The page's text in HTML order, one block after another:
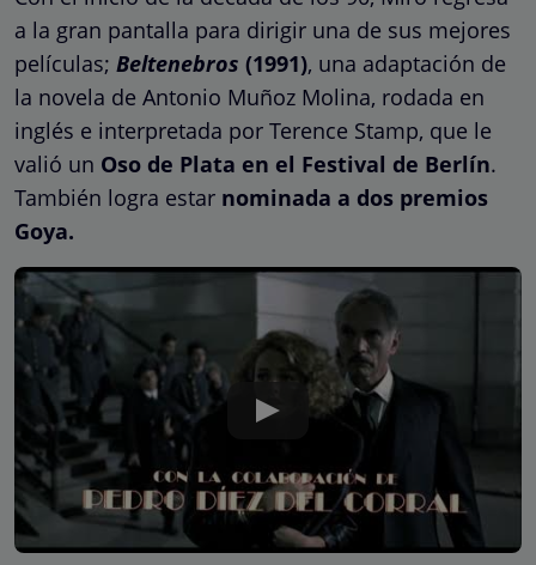
a la gran pantalla para dirigir una de sus mejores
películas; Beltenebros (1991), una adaptación de
la novela de Antonio Muñoz Molina, rodada en
inglés e interpretada por Terence Stamp, que le
valió un Oso de Plata en el Festival de Berlín.
También logra estar nominada a dos premios
Goya.